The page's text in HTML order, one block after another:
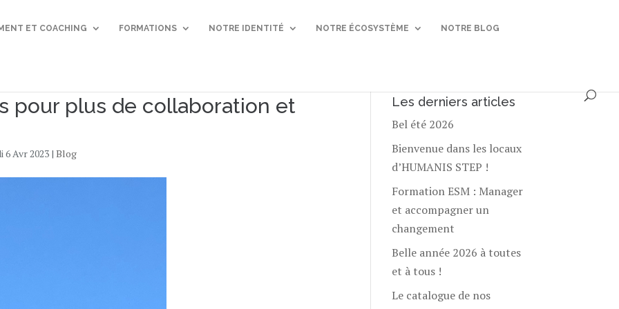
ET COACHING FORMATIONS NOTRE IDENTITÉ NOTRE ÉCOSYSTÈME NOTRE BLOG
pour plus de collaboration et
6 Avr 2023 |Blog
Les derniers articles
Bel été 2026
Bienvenue dans les locaux
d’HUMANIS STEP !
Formation ESM : Manager
et accompagner un
changement
Belle année 2026 à toutes
et à tous !
Le catalogue de nos